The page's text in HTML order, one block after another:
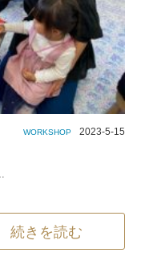
2023-5-15
WORKSHOP
続きを読む